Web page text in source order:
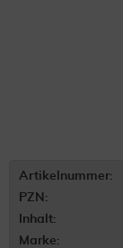
Artikelnummer:
PZN:
Inhalt:
Marke: